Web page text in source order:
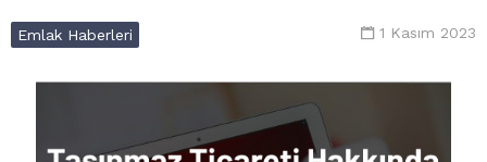
1 Kasım 2023
Emlak Haberleri